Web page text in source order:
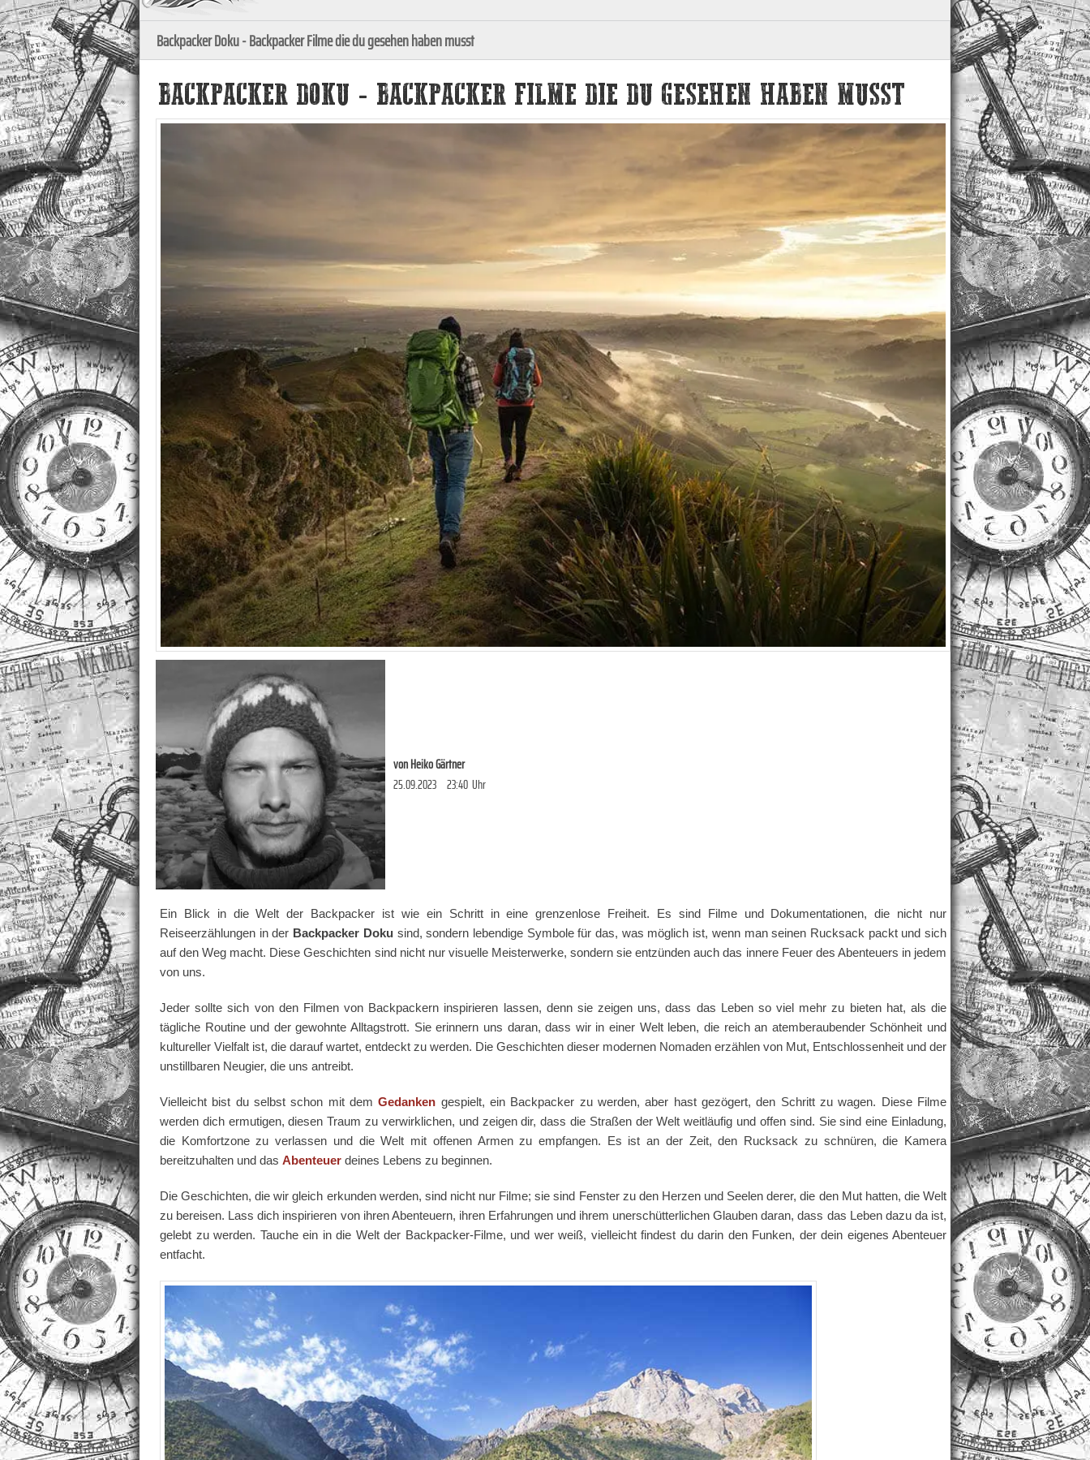
Backpacker Doku - Backpacker Filme die du gesehen haben musst
BACKPACKER DOKU - BACKPACKER FILME DIE DU GESEHEN HABEN MUSST
vonHeiko Gärtner
25.09.2023 23:40 Uhr
Ein Blick in die Welt der Backpacker ist wie ein Schritt in eine grenzenlose Freiheit. Es sind Filme und Dokumentationen, die nicht nur
Reiseerzählungen in der Backpacker Doku sind, sondern lebendige Symbole für das, was möglich ist, wenn man seinen Rucksack packt und sich
auf den Weg macht. Diese Geschichten sind nicht nur visuelle Meisterwerke, sondern sie entzünden auch das innere Feuer des Abenteuers in jedem
von uns.
Jeder sollte sich von den Filmen von Backpackern inspirieren lassen, denn sie zeigen uns, dass das Leben so viel mehr zu bieten hat, als die
tägliche Routine und der gewohnte Alltagstrott. Sie erinnern uns daran, dass wir in einer Welt leben, die reich an atemberaubender Schönheit und
kultureller Vielfalt ist, die darauf wartet, entdeckt zu werden. Die Geschichten dieser modernen Nomaden erzählen von Mut, Entschlossenheit und der
unstillbaren Neugier, die uns antreibt.
Vielleicht bist du selbst schon mit demGedanken gespielt, ein Backpacker zu werden, aber hast gezögert, den Schritt zu wagen. Diese Filme
werden dich ermutigen, diesen Traum zu verwirklichen, und zeigen dir, dass die Straßen der Welt weitläufig und offen sind. Sie sind eine Einladung,
die Komfortzone zu verlassen und die Welt mit offenen Armen zu empfangen. Es ist an der Zeit, den Rucksack zu schnüren, die Kamera
bereitzuhalten und das Abenteuer deines Lebens zu beginnen.
Die Geschichten, die wir gleich erkunden werden, sind nicht nur Filme; sie sind Fenster zu den Herzen und Seelen derer, die den Mut hatten, die Welt
zu bereisen. Lass dich inspirieren von ihren Abenteuern, ihren Erfahrungen und ihrem unerschütterlichen Glauben daran, dass das Leben dazu da ist,
gelebt zu werden. Tauche ein in die Welt der Backpacker-Filme, und wer weiß, vielleicht findest du darin den Funken, der dein eigenes Abenteuer
entfacht.